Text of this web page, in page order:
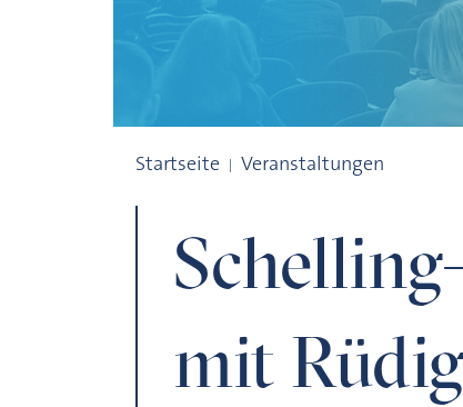
Startseite Veranstaltungen
mit